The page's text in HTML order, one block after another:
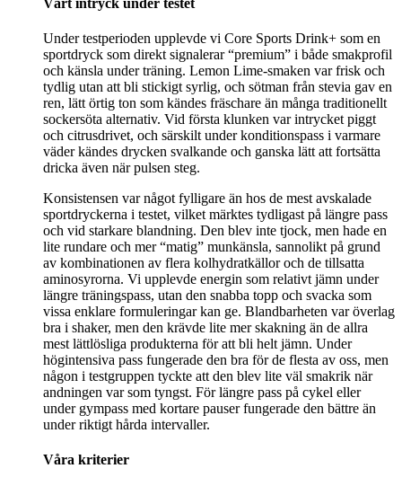
Under testperioden upplevde vi Core Sports Drink+ som en
sportdryck som direkt signalerar “premium” i både smakprofil
och känsla under träning. Lemon Lime-smaken var frisk och
tydlig utan att bli stickigt syrlig, och sötman från stevia gav en
ren, lätt örtig ton som kändes fräschare än många traditionellt
sockersöta alternativ. Vid första klunken var intrycket piggt
och citrusdrivet, och särskilt under konditionspass i varmare
väder kändes drycken svalkande och ganska lätt att fortsätta
dricka även när pulsen steg.
Konsistensen var något fylligare än hos de mest avskalade
sportdryckerna i testet, vilket märktes tydligast på längre pass
och vid starkare blandning. Den blev inte tjock, men hade en
lite rundare och mer “matig” munkänsla, sannolikt på grund
av kombinationen av flera kolhydratkällor och de tillsatta
aminosyrorna. Vi upplevde energin som relativt jämn under
längre träningspass, utan den snabba topp och svacka som
vissa enklare formuleringar kan ge. Blandbarheten var överlag
bra i shaker, men den krävde lite mer skakning än de allra
mest lättlösliga produkterna för att bli helt jämn. Under
högintensiva pass fungerade den bra för de flesta av oss, men
någon i testgruppen tyckte att den blev lite väl smakrik när
andningen var som tyngst. För längre pass på cykel eller
under gympass med kortare pauser fungerade den bättre än
under riktigt hårda intervaller.
Våra kriterier